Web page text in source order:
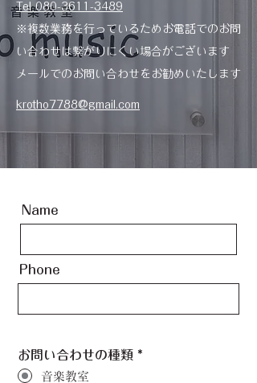
Tel 080-3611-3489
※複数業務を行っているためお電話でのお問
い合わせは繋がりにくい場合がございます
​メールでのお問い合わせをお勧めいたします
krotho7788@gmail.com
Name
Phone
お問い合わせの種類 *
音楽教室